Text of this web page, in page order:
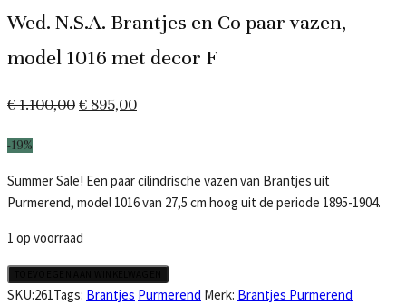
Wed. N.S.A. Brantjes en Co paar vazen,
model 1016 met decor F
€1.100,00Oorspronkelijke
€ 1.100,00.
€ 895,00Huidige
€ 895,00.
-19%
Summer Sale! Een paar cilindrische vazen van Brantjes uit
Purmerend, model 1016 van 27,5 cm hoog uit de periode 1895-1904.
1 op voorraad
Wed.
N.S.A.
SKU:261Tags: Brantjes Purmerend Merk: Brantjes Purmerend